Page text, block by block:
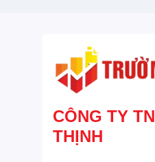
CÔNG TY
THỊNH